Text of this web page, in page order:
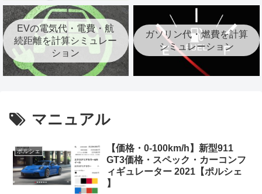
EVの電気代・電費・航
続距離を計算シミュレー
ション
ガソリン代・燃費を計算
シミュレーション
マニュアル
ポルシェ
【価格・0-100km/h】新型911
GT3価格・スペック・カーコンフ
ィギュレーター 2021【ポルシェ
】